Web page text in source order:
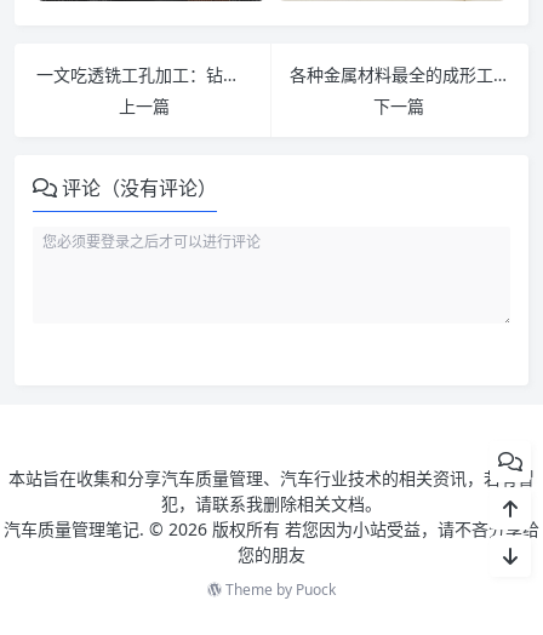
一文吃透铣工孔加工：钻孔、铰孔、镗孔 3 大工艺，刀具选型 + 切削用量 + 质量分析全解析（附加工参数表）
上一篇
各种金属材料最全的成形工艺介绍【铸、锻、焊、轧、机加工、3D打印】
下一篇
评论（没有评论）
本站旨在收集和分享汽车质量管理、汽车行业技术的相关资讯，若有冒
犯，请联系我删除相关文档。
汽车质量管理笔记. © 2026 版权所有 若您因为小站受益，请不吝分享给
您的朋友
Theme by Puock